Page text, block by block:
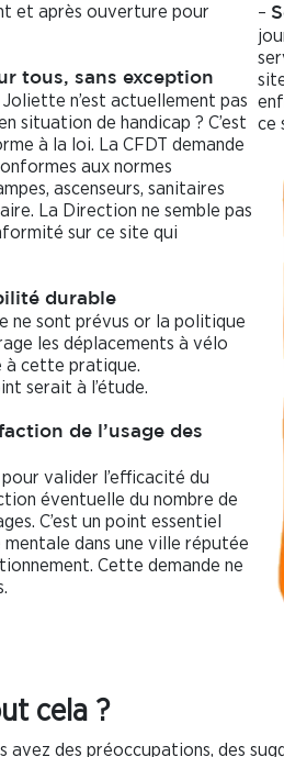
et après ouverture pour
tous, sans exception
n’est actuellement pas
situation de handicap ? C’est
à la loi. La CFDT demande
aux normes
ascenseurs, sanitaires
La Direction ne semble pas
sur ce site qui
durable
ne sont prévus or la politique
les déplacements à vélo
à cette pratique.
serait à l’étude.
de l’usage des
valider l’efficacité du
éventuelle du nombre de
C’est un point essentiel
dans une ville réputée
Cette demande ne
–
ce
cela ?
des préoccupations, des